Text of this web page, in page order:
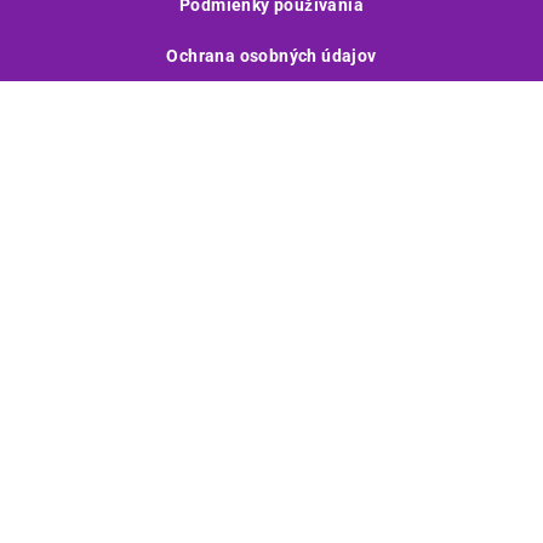
Podmienky používania
Ochrana osobných údajov